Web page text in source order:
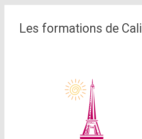
Les formations de